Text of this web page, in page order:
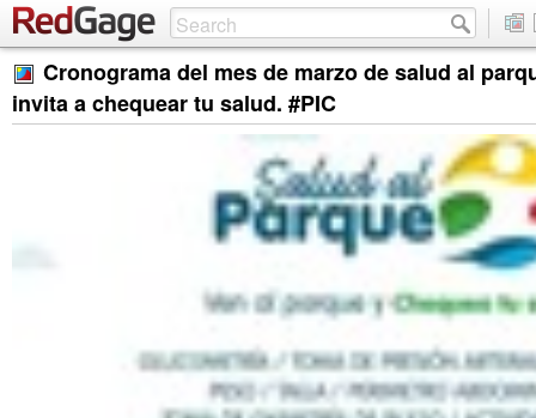
Cronograma del mes de marzo de salud al
invita a chequear tu salud. #PIC